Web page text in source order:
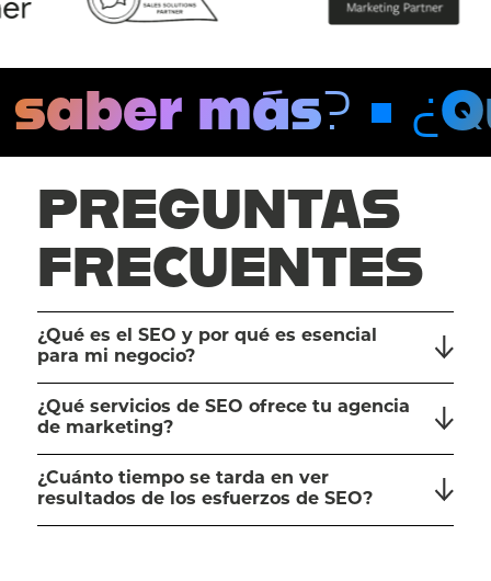
más?
PREGUNTAS
FRECUENTES
¿Qué es el SEO y por qué es esencial
para mi negocio?
¿Qué servicios de SEO ofrece tu agencia
de marketing?
¿Cuánto tiempo se tarda en ver
resultados de los esfuerzos de SEO?